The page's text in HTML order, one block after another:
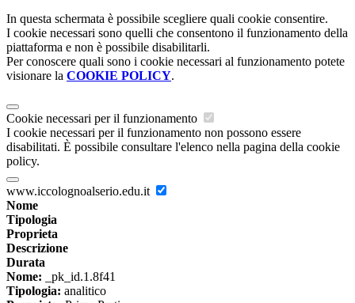
In questa schermata è possibile scegliere quali cookie consentire.
I cookie necessari sono quelli che consentono il funzionamento della
piattaforma e non è possibile disabilitarli.
Per conoscere quali sono i cookie necessari al funzionamento potete
visionare la COOKIE POLICY.
Cookie necessari per il funzionamento
I cookie necessari per il funzionamento non possono essere
disabilitati. È possibile consultare l'elenco nella pagina della cookie
policy.
www.iccolognoalserio.edu.it
Nome
Tipologia
Proprieta
Descrizione
Durata
Nome: _pk_id.1.8f41
Tipologia: analitico